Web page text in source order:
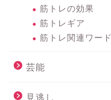
筋トレの効果
筋トレギア
筋トレ関連ワード
芸能
見逃し